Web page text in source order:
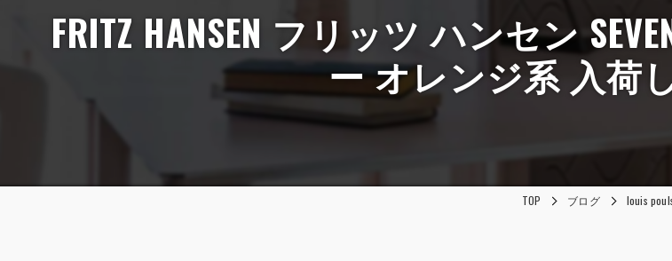
FRITZ HANSEN フリッツ ハンセン
ー オレンジ系 入荷
TOP ブログ louis